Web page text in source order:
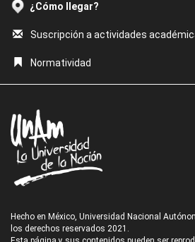
¿Cómo llegar?
Suscripción a actividades
Normatividad
Hecho en México, Universidad Nacional
los derechos reservados 2021.